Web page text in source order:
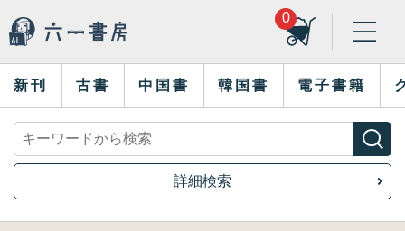
0
新刊 古書 中国書 韓国書 電子書籍
詳細検索